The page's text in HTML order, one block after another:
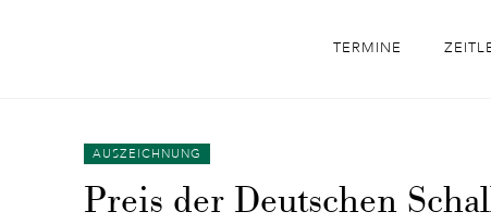
TERMINE
AUSZEICHNUNG
Preis der Deutschen